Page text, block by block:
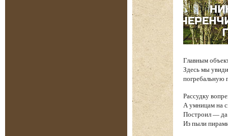
Главным
Здесь мы
погребальную
Рассудку
А умницам на
Построил — да
Из пыли